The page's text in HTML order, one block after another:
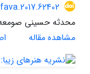
محدثه حسینی صومعه،
مشاهده مقاله